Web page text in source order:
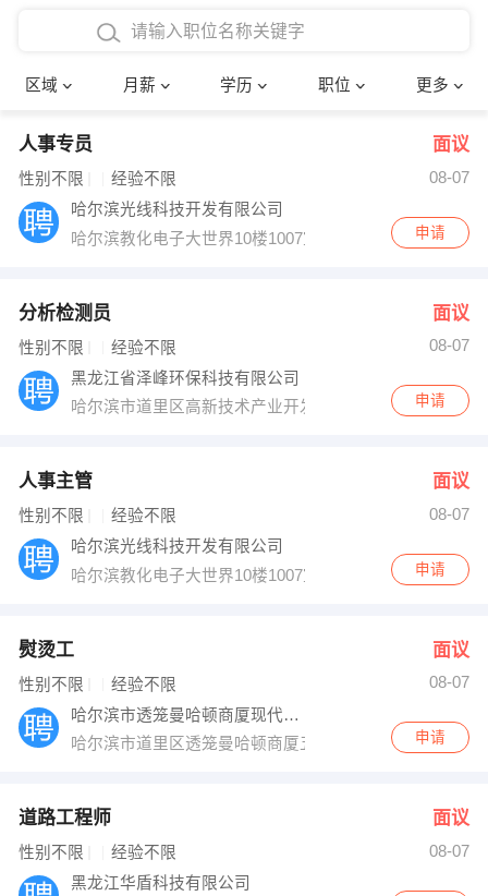
区域 月薪 学历 职位 更多
4000-5000元
8000-12000元
12000-20000元
博士
文员
财务会计
网络IT
快递员
收银员 技术员/工程师
出纳
编辑
跟单
其他职位
确定
人事专员 面议
性别不限 经验不限
08-07
哈尔滨光线科技开发有限公司
哈尔滨教化电子大世界10楼1007室
申请
分析检测员 面议
性别不限 经验不限
08-07
黑龙江省泽峰环保科技有限公司
哈尔滨市道里区高新技术产业开发区创业大厦
申请
人事主管 面议
性别不限 经验不限
08-07
哈尔滨光线科技开发有限公司
哈尔滨教化电子大世界10楼1007室
申请
熨烫工 面议
性别不限 经验不限
08-07
哈尔滨市透笼曼哈顿商厦现代布艺
哈尔滨市道里区透笼曼哈顿商厦五层35号
申请
道路工程师 面议
性别不限 经验不限
08-07
黑龙江华盾科技有限公司